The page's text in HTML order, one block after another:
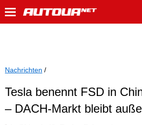
Nachrichten /
Tesla benennt FSD in
– DACH-Markt bleibt